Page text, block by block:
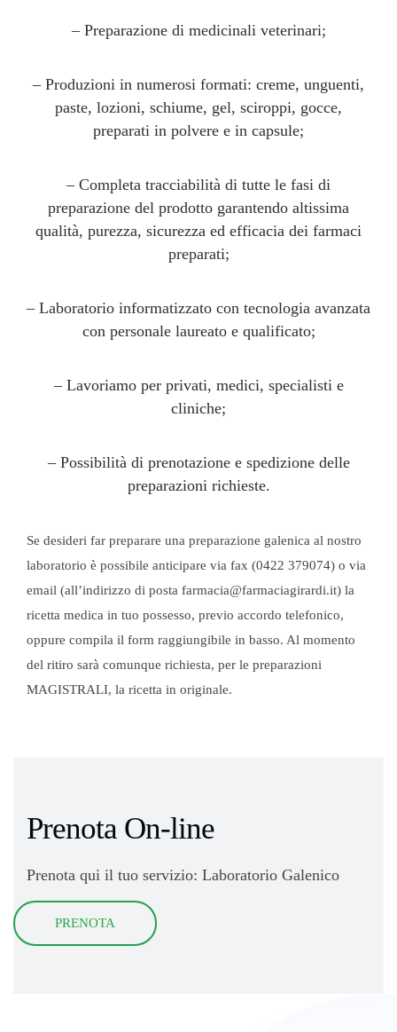
– Preparazione di medicinali veterinari;
– Produzioni in numerosi formati: creme, unguenti,
paste, lozioni, schiume, gel, sciroppi, gocce,
preparati in polvere e in capsule;
– Completa tracciabilità di tutte le fasi di
preparazione del prodotto garantendo altissima
qualità, purezza, sicurezza ed efficacia dei farmaci
preparati;
– Laboratorio informatizzato con tecnologia avanzata
con personale laureato e qualificato;
– Lavoriamo per privati, medici, specialisti e
cliniche;
– Possibilità di prenotazione e spedizione delle
preparazioni richieste.
Se desideri far preparare una preparazione galenica al nostro
laboratorio è possibile anticipare via fax (0422 379074) o via
email (all’indirizzo di posta farmacia@farmaciagirardi.it) la
ricetta medica in tuo possesso, previo accordo telefonico,
oppure compila il form raggiungibile in basso. Al momento
del ritiro sarà comunque richiesta, per le preparazioni
MAGISTRALI, la ricetta in originale.
Prenota On-line
Prenota qui il tuo servizio: Laboratorio Galenico
PRENOTA